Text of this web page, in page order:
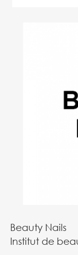
Beauty Nails
Institut de